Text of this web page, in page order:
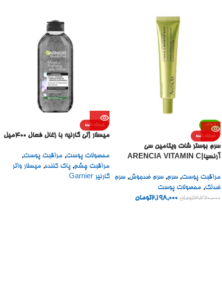
-36%
فروخته شده
سرم بوستر شات ویتامین سی
آرنسیا|ARENCIA VITAMIN C
مراقبت پوست, سرم, سرم ضدجوش, سرم
ضدلک, محصولات پوست
3,420,000تومان 2,198,000تومان
فروخته شده
میسلار ژلی گارنیه با زغال فعال 400میل
محصولات پوست, مراقبت پوست,
مراقبت چشم, پاک کننده, میسلار واتر
گارنیر Garnier